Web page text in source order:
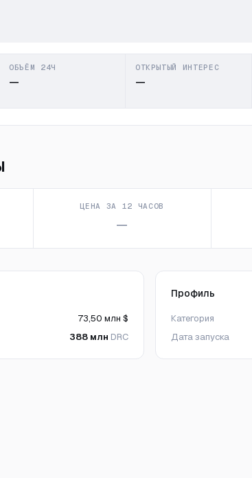
ОБЪЁМ 24Ч
—
ОТКРЫТЫЙ ИНТЕРЕС
—
ЦЕНА ЗА 12 ЧАСОВ
—
73,50 млн $
388 млн DRC
Профиль
Категория
Дата запуска